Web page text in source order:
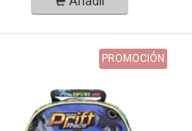
PROMOCIÓN